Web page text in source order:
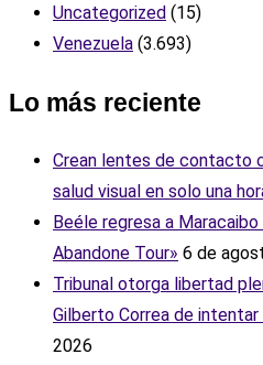
Uncategorized (15)
Venezuela (3.693)
Lo más reciente
Crean lentes de contacto
salud visual en solo una
Beéle regresa a
Abandone Tour» 6 de
Tribunal otorga libertad
Gilberto Correa de intentar
2026